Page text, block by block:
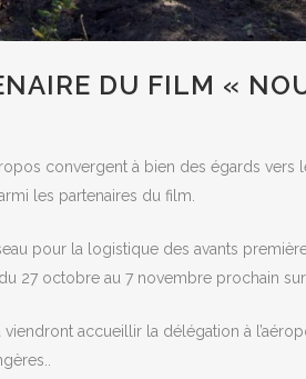
DU FILM «
convergent à bien des égards vers
les partenaires du film.
pour la logistique des avants
27 octobre au 7 novembre prochain
accueillir la délégation à